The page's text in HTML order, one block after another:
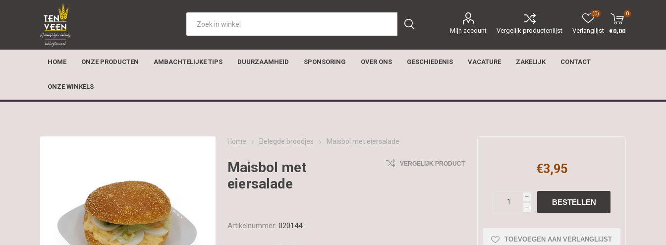
Mijn account Vergelijk productenlijst Verlanglijst
(0) 0
€0,00
HOME ONZE PRODUCTEN AMBACHTELIJKE TIPS DUURZAAMHEID SPONSORING OVER ONS GESCHIEDENIS VACATURE ZAKELIJK CONTACT
ONZE WINKELS
Home Belegde broodjes Maisbol met eiersalade
Maisbol met
eiersalade
VERGELIJK PRODUCT
Artikelnummer: 020144
€3,95
i
h
TOEVOEGEN AAN VERLANGLIJST